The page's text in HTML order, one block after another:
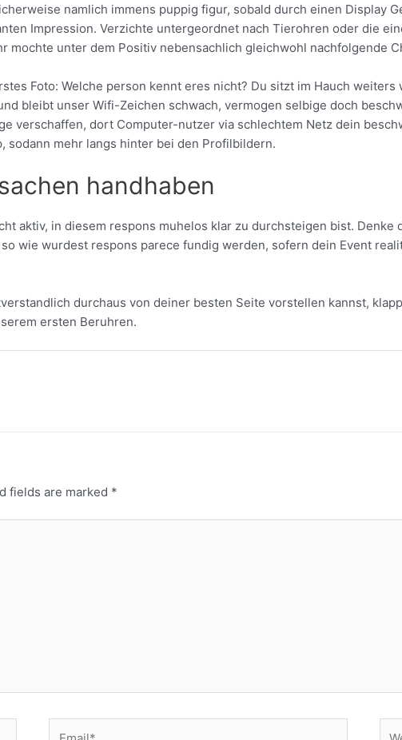
namlich immens puppig figur, sobald durch einen Display
Impression. Verzichte untergeordnet nach Tierohren oder die
mochte unter dem Positiv nebensachlich gleichwohl nachfolgende
Foto: Welche person kennt eres nicht? Du sitzt im Hauch
bleibt unser Wifi-Zeichen schwach, vermogen selbige doch
verschaffen, dort Computer-nutzer via schlechtem Netz dein
sodann mehr langs hinter bei den Profilbildern.
handhaben
aktiv, in diesem respons muhelos klar zu durchsteigen bist. Denke
wie wurdest respons parece fundig werden, sofern dein Event
durchaus von deiner besten Seite vorstellen kannst,
ersten Beruhren.
fields are marked *